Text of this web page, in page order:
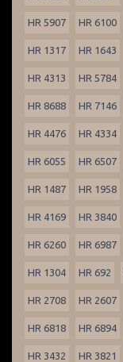
HR 5907 HR 6100
HR 1317 HR 1643
HR 4313 HR 5784
HR 8688 HR 7146
HR 4476 HR 4334
HR 6055 HR 6507
HR 1487 HR 1958
HR 4169 HR 3840
HR 6260 HR 6987
HR 1304 HR 692
HR 2708 HR 2607
HR 6818 HR 6894
HR 3432 HR 3821